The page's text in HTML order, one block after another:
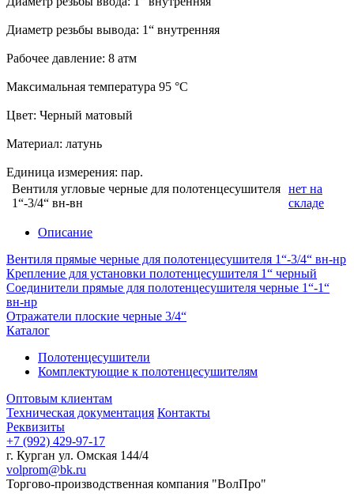
Диаметр резьбы вывода: 1“ внутренняя
Рабочее давление: 8 атм
Максимальная температура 95 °C
Цвет: Черный матовый
Материал: латунь
Единица измерения: пар.
Вентиля угловые черные для полотенцесушителя
1“-3/4“ вн-вн
нет на
складе
Описание
Вентиля прямые черные для полотенцесушителя 1“-3/4“ вн-нр
Крепление для установки полотенцесушителя 1“ черный
Соединители прямые для полотенцесушителя черные 1“-1“
вн-нр
Отражатели плоские черные 3/4“
Каталог
Полотенцесушители
Комплектующие к полотенцесушителям
Оптовым клиентам
Техническая документация Контакты
Реквизиты
+7 (992) 429-97-17
г. Курган ул. Омская 144/4
volprom@bk.ru
Торгово-производственная компания "ВолПро"